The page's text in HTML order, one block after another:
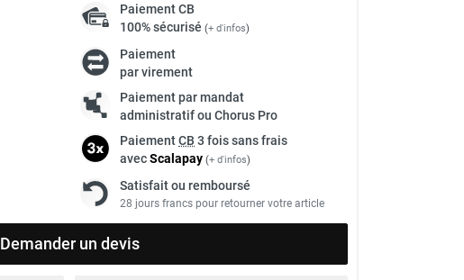
PaiementCB
100% sécurisé (+ d'infos)
Paiement
par virement
Paiement par mandat
administratif ou Chorus Pro
PaiementCB 3 fois sans frais
avecScalapay (+ d'infos)
Satisfait ou remboursé
28 jours francs pour retourner votre article
Demander un devis